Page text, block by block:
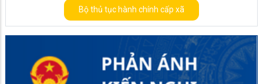
Bộ thủ tục hành chính cấp xã